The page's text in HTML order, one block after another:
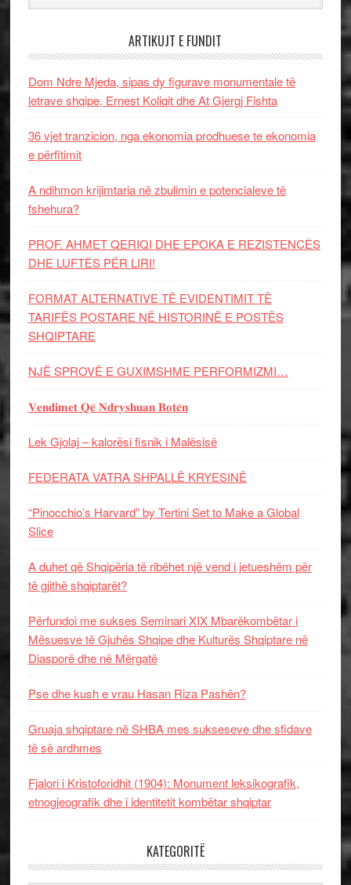
ARTIKUJT E FUNDIT
Dom Ndre Mjeda, sipas dy figurave monumentale të
letrave shqipe, Ernest Koliqit dhe At Gjergj Fishta
36 vjet tranzicion, nga ekonomia prodhuese te ekonomia
e përfitimit
A ndihmon krijimtaria në zbulimin e potencialeve të
fshehura?
PROF. AHMET QERIQI DHE EPOKA E REZISTENCЁS
DHE LUFTЁS PЁR LIRI!
FORMAT ALTERNATIVE TË EVIDENTIMIT TË
TARIFËS POSTARE NË HISTORINË E POSTËS
SHQIPTARE
NJË SPROVË E GUXIMSHME PERFORMIZMI…
𝐕𝐞𝐧𝐝𝐢𝐦𝐞𝐭 𝐐𝐞̈ 𝐍𝐝𝐫𝐲𝐬𝐡𝐮𝐚𝐧 𝐁𝐨𝐭𝐞̈𝐧
Lek Gjolaj – kalorësi fisnik i Malësisë
FEDERATA VATRA SHPALLË KRYESINË
“Pinocchio’s Harvard” by Tertini Set to Make a Global
Slice
A duhet që Shqipëria të ribëhet një vend i jetueshëm për
të gjithë shqiptarët?
Përfundoi me sukses Seminari XIX Mbarëkombëtar i
Mësuesve të Gjuhës Shqipe dhe Kulturës Shqiptare në
Diasporë dhe në Mërgatë
Pse dhe kush e vrau Hasan Riza Pashën?
Gruaja shqiptare në SHBA mes sukseseve dhe sfidave
të së ardhmes
Fjalori i Kristoforidhit (1904): Monument leksikografik,
etnogjeografik dhe i identitetit kombëtar shqiptar
KATEGORITË